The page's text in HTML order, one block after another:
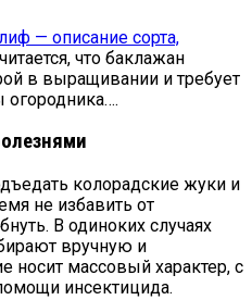
— описание сорта,
что баклажан
в выращивании и требует
огородника….
колорадские жуки и
не избавить от
В одиноких случаях
вручную и
носит массовый характер, с
инсектицида.